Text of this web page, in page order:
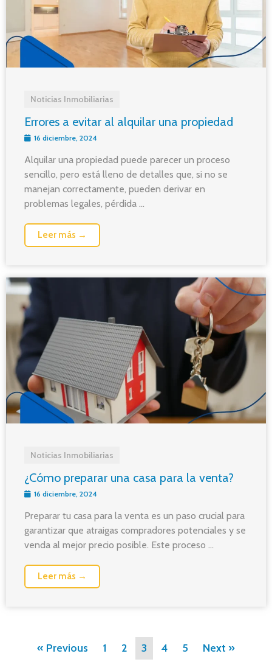
Noticias Inmobiliarias
Errores a evitar al alquilar una propiedad
16 diciembre, 2024
Alquilar una propiedad puede parecer un proceso
sencillo, pero está lleno de detalles que, si no se
manejan correctamente, pueden derivar en
problemas legales, pérdida ...
Leer más →
Noticias Inmobiliarias
¿Cómo preparar una casa para la venta?
16 diciembre, 2024
Preparar tu casa para la venta es un paso crucial para
garantizar que atraigas compradores potenciales y se
venda al mejor precio posible. Este proceso ...
Leer más →
« Previous 1 2 3 4 5 Next »